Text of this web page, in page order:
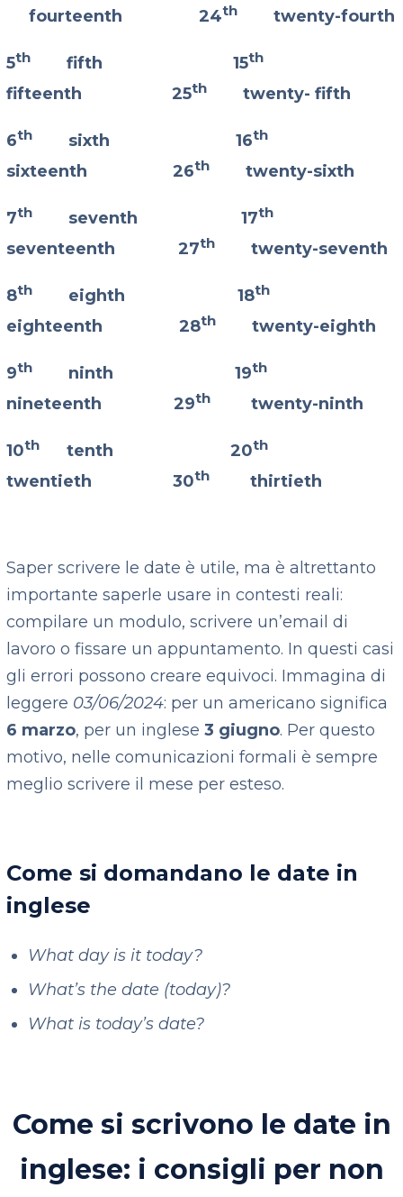
fourteenth 24th twenty-fourth
5thfifth 15th
fifteenth 25th twenty- fifth
6th sixth 16th
sixteenth 26th twenty-sixth
7th seventh 17th
seventeenth 27th twenty-seventh
8th eighth 18th
eighteenth 28th twenty-eighth
9th ninth 19th
nineteenth 29th twenty-ninth
10th tenth 20th
twentieth 30th thirtieth
Saper scrivere le date è utile, ma è altrettanto
importante saperle usare in contesti reali:
compilare un modulo, scrivere un’email di
lavoro o fissare un appuntamento. In questi casi
gli errori possono creare equivoci. Immagina di
leggere 03/06/2024: per un americano significa
6 marzo, per un inglese3 giugno. Per questo
motivo, nelle comunicazioni formali è sempre
meglio scrivere il mese per esteso.
Come si domandano le date in
inglese
What day is it today?
What’s the date (today)?
What is today’s date?
Come si scrivono le date in
inglese: i consigli per non